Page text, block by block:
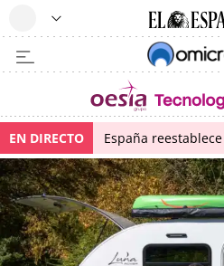
EN DIRECTO España